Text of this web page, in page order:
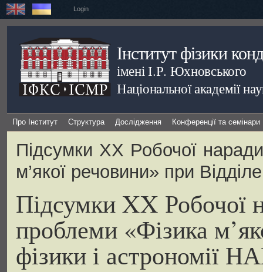
Login
Інститут фізики
імені І.Р. Юхновського
Національної академії
Про Інститут Структура Дослідження Конференції та семінари
Підсумки XX Робочої
м’якої речовини» при
Підсумки XX Робочої
проблеми «Фізика
фізики і астрономії